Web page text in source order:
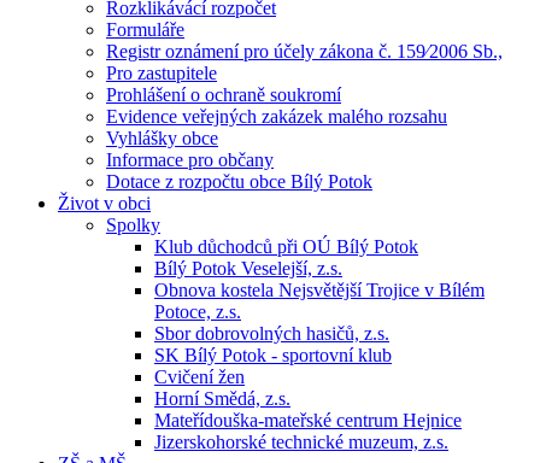
Rozklikávácí rozpočet
Formuláře
Registr oznámení pro účely zákona č. 159⁄2006 Sb.,
Pro zastupitele
Prohlášení o ochraně soukromí
Evidence veřejných zakázek malého rozsahu
Vyhlášky obce
Informace pro občany
Dotace z rozpočtu obce Bílý Potok
Život v obci
Spolky
Klub důchodců při OÚ Bílý Potok
Bílý Potok Veselejší, z.s.
Obnova kostela Nejsvětější Trojice v Bílém
Potoce, z.s.
Sbor dobrovolných hasičů, z.s.
SK Bílý Potok - sportovní klub
Cvičení žen
Horní Smědá, z.s.
Mateřídouška-mateřské centrum Hejnice
Jizerskohorské technické muzeum, z.s.